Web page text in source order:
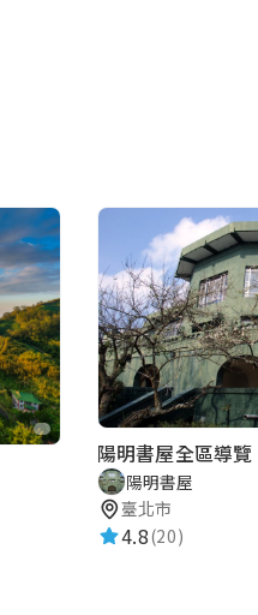
陽明書屋全區導覽
陽明書屋
臺北市
4.8(20)